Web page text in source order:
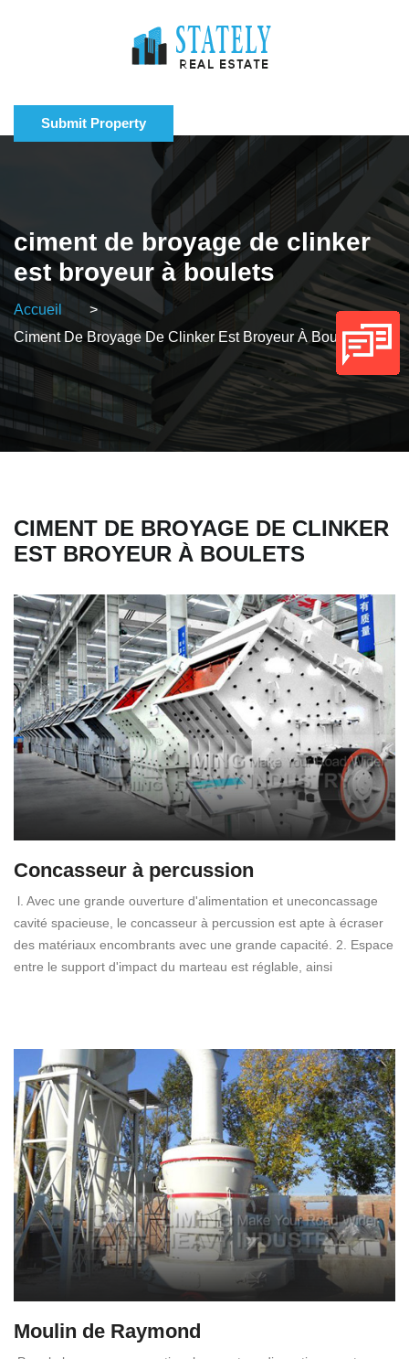
Submit Property
ciment de broyage de clinker
est broyeur à boulets
Accueil
>
Ciment De Broyage De Clinker Est Broyeur À Boulets
CIMENT DE BROYAGE DE CLINKER
EST BROYEUR À BOULETS
Concasseur à percussion
l. Avec une grande ouverture d'alimentation et uneconcassage
cavité spacieuse, le concasseur à percussion est apte à écraser
des matériaux encombrants avec une grande capacité. 2. Espace
entre le support d'impact du marteau est réglable, ainsi
Moulin de Raymond